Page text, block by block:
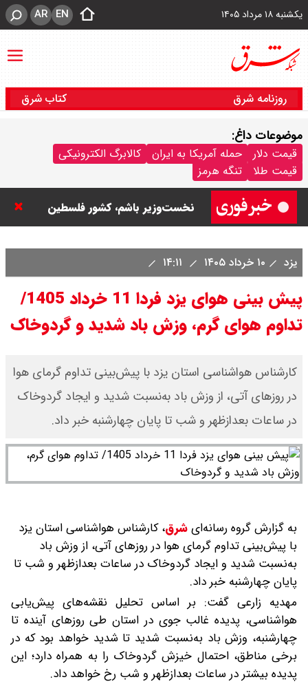
یکشنبه ۱۸ مرداد ۱۴۰۵ EN
AR
روزنامه شرق کتاب شرق
موضوعات داغ:
قیمت دلار حمله آمریکا به ایران
کالابرگ الکترونیکی
قیمت طلا
تنگه هرمز
نتانیاهو: تا زمان خلع سلاح حماس از
غزه خارج نمی‌شویم / تا زمانی که
نخست‌وزیر باشم، کشور فلسطین
ورزشگاه آزادی به نیم فصل اول لیگ
برتر می رسد ؟
سی ان ان گزارش داد : ترامپ ۲ سنگر
سنتی جمهوری‌خواهان را از دست می
دهد؟
بنزین برای دولت چقدر تمام می شود؟
یک ادعا: برخی مالکان اجاره بها را ۶۰
یزد ۱۰ خرداد ۱۴۰۵
پیش بینی هوای یزد فردا 11 خرداد 1405/
تداوم هوای گرم، وزش باد شدید و گردوخاک
​کارشناس هواشناسی استان یزد با پیش‌بینی تداوم گرمای هوا
در روزهای آتی، از وزش باد به‌نسبت شدید و ایجاد گردوخاک
در ساعات بعدازظهر و شب تا پایان چهارشنبه خبر داد.
به گزارش گروه رسانه‌ایشرق،کارشناس هواشناسی استان یزد
با پیش‌بینی تداوم گرمای هوا در روزهای آتی، از وزش باد
به‌نسبت شدید و ایجاد گردوخاک در ساعات بعدازظهر و شب تا
پایان چهارشنبه خبر داد.
مهدیه زارعی گفت: بر اساس تحلیل نقشه‌های پیش‌یابی
هواشناسی، پدیده غالب جوی در استان طی روزهای آینده تا
چهارشنبه، وزش باد به‌نسبت شدید تا شدید خواهد بود که در
برخی مناطق، احتمال خیزش گردوخاک را به همراه دارد؛ این
پدیده بیشتر در ساعات بعدازظهر و شب رخ خواهد داد.